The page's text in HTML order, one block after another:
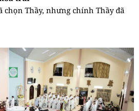
chọn Thầy, nhưng chính Thầy đã